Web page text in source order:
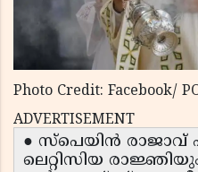
Photo Credit: Facebook/
ADVERTISEMENT
● സ്പെയിൻ രാജാവ്
ലെറ്റിസിയ